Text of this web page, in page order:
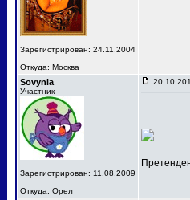
Зарегистрирован: 24.11.2004
Откуда: Москва
Sovynia
Участник
Зарегистрирован: 11.08.2009
Откуда: Орел